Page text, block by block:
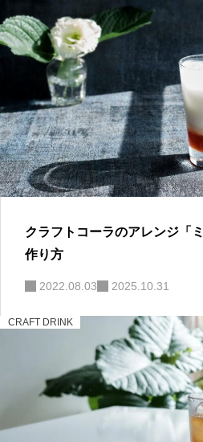
クラフトコーラのアレンジ「
作り方
2022.08.03 2025.10.31
CRAFT DRINK